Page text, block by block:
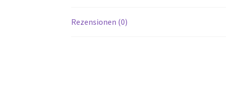
Rezensionen (0)